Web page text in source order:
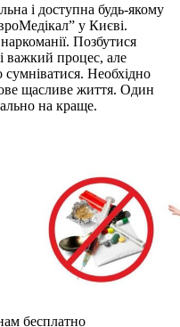
і доступна будь-якому
у Києві.
Позбутися
важкий процес, але
сумніватися. Необхідно
щасливе життя. Один
на краще.